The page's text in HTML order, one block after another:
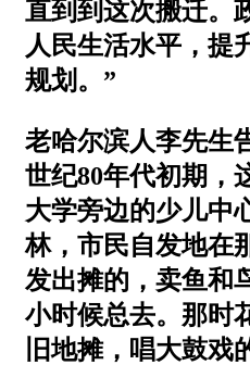
直到到这次搬迁。
人民生活水平，提
规划。”
老哈尔滨人李先生
世纪80年代初期，
大学旁边的少儿中
林，市民自发地在
发出摊的，卖鱼和
小时候总去。那时
旧地摊，唱大鼓戏